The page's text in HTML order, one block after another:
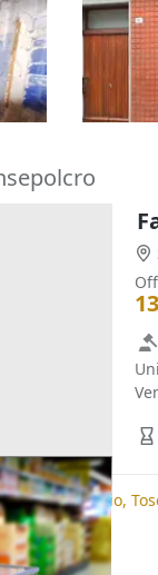
centro
21/
Negozio,